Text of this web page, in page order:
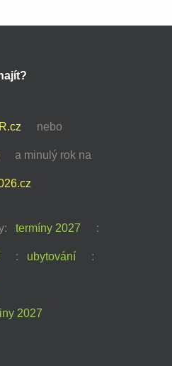
nebo
a minulý rok na
termíny 2027 :
: ubytování :